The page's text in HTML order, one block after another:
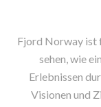
Fjord Norway ist
sehen, wie
Erlebnissen
Visionen und